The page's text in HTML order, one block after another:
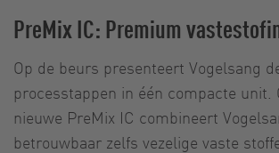
PreMix IC: Premium
Op de beurs presenteert Vogelsang
processtappen in één compacte
nieuwe PreMix IC combineert
betrouwbaar zelfs vezelige vaste